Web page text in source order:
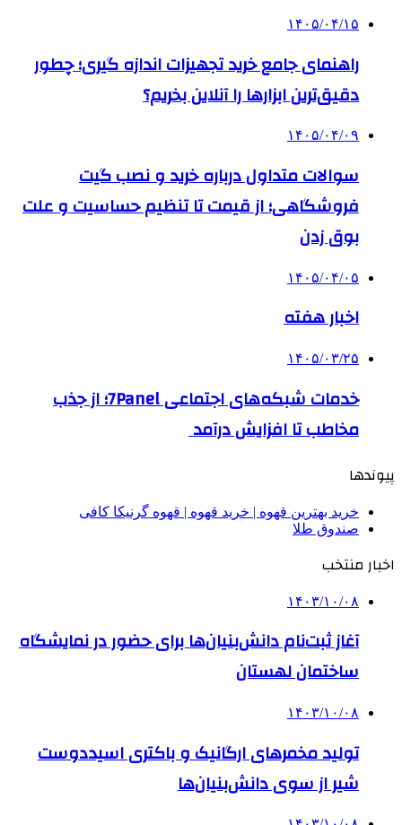
۱۴۰۵/۰۴/۱۵
راهنمای جامع خرید تجهیزات اندازه گیری؛ چطور
دقیق‌ترین ابزارها را آنلاین بخریم؟
۱۴۰۵/۰۴/۰۹
سوالات متداول درباره خرید و نصب گیت
فروشگاهی؛ از قیمت تا تنظیم حساسیت و علت
بوق زدن
۱۴۰۵/۰۴/۰۵
اخبار هفته
۱۴۰۵/۰۳/۲۵
خدمات شبکه‌های اجتماعی 7Panel؛ از جذب
مخاطب تا افزایش درآمد
پیوندها
خرید بهترین قهوه | خرید قهوه | قهوه گرنیکا کافی
صندوق طلا
اخبار منتخب
۱۴۰۳/۱۰/۰۸
آغاز ثبت‌نام دانش‌بنیان‌ها برای حضور در نمایشگاه
ساختمان لهستان
۱۴۰۳/۱۰/۰۸
تولید مخمرهای ارگانیک و باکتری اسیددوست
شیر از سوی دانش‌بنیان‌ها